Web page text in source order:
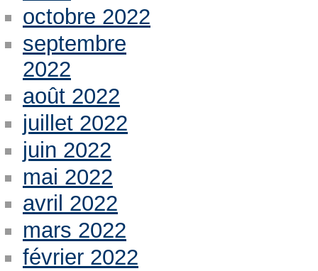
octobre 2022
septembre
2022
août 2022
juillet 2022
juin 2022
mai 2022
avril 2022
mars 2022
février 2022